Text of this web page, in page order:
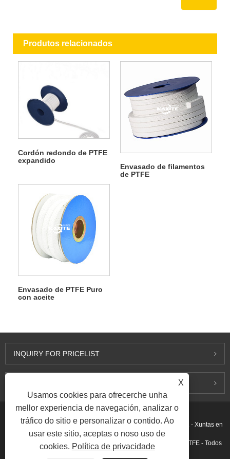
Produtos relacionados
Cordón redondo de PTFE
expandido
Envasado de filamentos
de PTFE
Envasado de PTFE Puro
con aceite
INQUIRY FOR PRICELIST
Copyright © 2015-2026 Ningbo Kaxite Sealing Materials Co., Ltd. - Xuntas en
espiral, xuntas de grafito expandido, xuntas de anel, xuntas de PTFE - Todos
X
Usamos cookies para ofrecerche unha
mellor experiencia de navegación, analizar o
tráfico do sitio e personalizar o contido. Ao
usar este sitio, aceptas o noso uso de
cookies. Política de privacidade